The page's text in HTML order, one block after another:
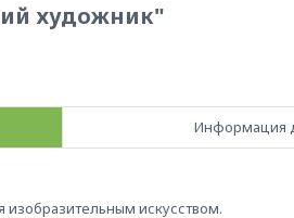
художник"
Информация
изобразительным искусством.